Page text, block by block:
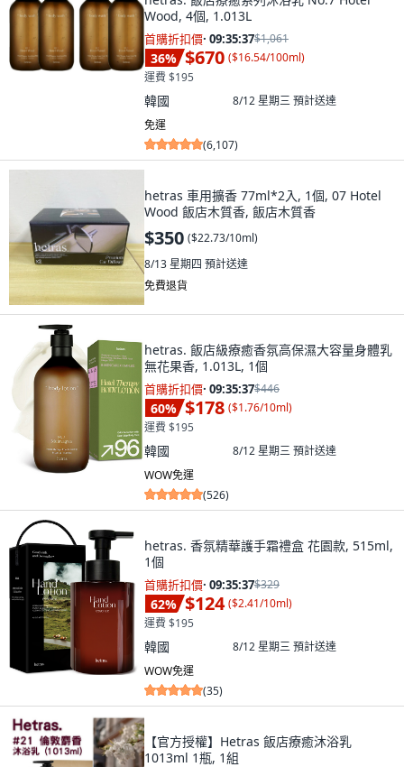
Wood, 4個, 1.013L
首購折扣價· 09:35:36$1,061
36% $670 ($16.54/100ml)
運費 $195
韓國 8/12 星期三預計送達
免運
(6,107)
hetras 車用擴香 77ml*2入, 1個, 07 Hotel
Wood 飯店木質香, 飯店木質香
$350 ($22.73/10ml)
8/13 星期四 預計送達
免費退貨
hetras. 飯店級療癒香氛高保濕大容量身體乳
無花果香, 1.013L, 1個
首購折扣價· 09:35:36$446
60% $178 ($1.76/10ml)
運費 $195
韓國 8/12 星期三預計送達
WOW免運
(526)
hetras. 香氛精華護手霜禮盒 花園款, 515ml,
1個
首購折扣價· 09:35:36$329
62% $124 ($2.41/10ml)
運費 $195
韓國 8/12 星期三預計送達
WOW免運
(35)
【官方授權】Hetras 飯店療癒沐浴乳
1013ml 1瓶, 1組